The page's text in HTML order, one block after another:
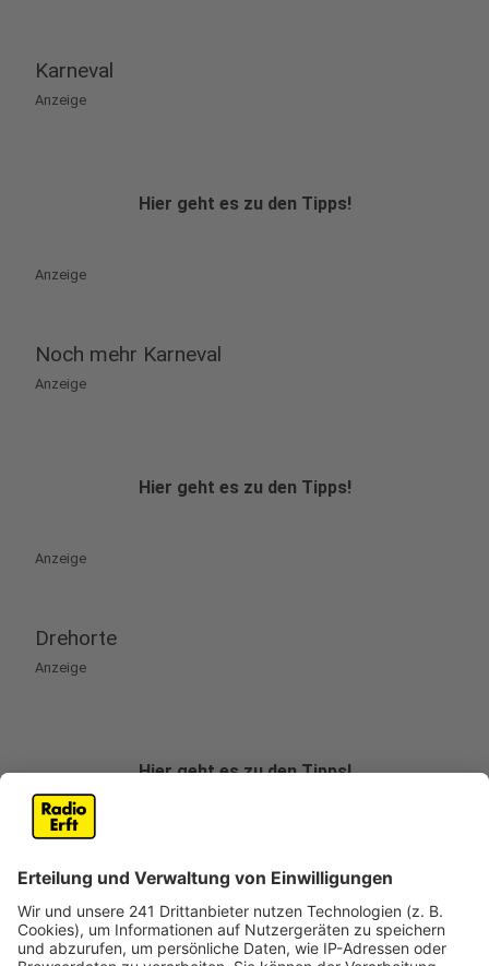
Karneval
Anzeige
Hier geht es zu den Tipps!
Anzeige
Noch mehr Karneval
Anzeige
Hier geht es zu den Tipps!
Anzeige
Drehorte
Anzeige
Hier geht es zu den Tipps!
Anzeige
Ihr habt eine Sendung verpasst? Kein
Problem!